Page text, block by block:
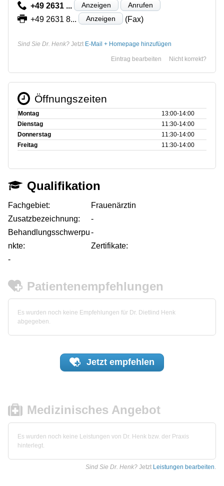
+49 2631 ... Anzeigen Anrufen
+49 2631 8... Anzeigen (Fax)
Sind Sie Dr. Henk? Jetzt E-Mail + Homepage hinzufügen
Nicht korrekt?
Eintrag bearbeiten
Öffnungszeiten
Montag
13:00‑14:00
Dienstag
11:30‑14:00
Donnerstag
11:30‑14:00
Freitag
11:30‑14:00
Qualifikation
Fachgebiet:
Frauenärztin
Zusatzbezeichnung:
-
Behandlungsschwerpu
nkte:
-
Zertifikate:
-
Patientenempfehlungen
Es wurden noch keine Empfehlungen für Dr. Dietlind Henk
abgegeben.
Jetzt empfehlen
Medizinisches Angebot
Es wurden noch keine Leistungen von Dr. Henk bzw. der Praxis
hinterlegt.
Sind Sie Dr. Henk? Jetzt Leistungen bearbeiten.